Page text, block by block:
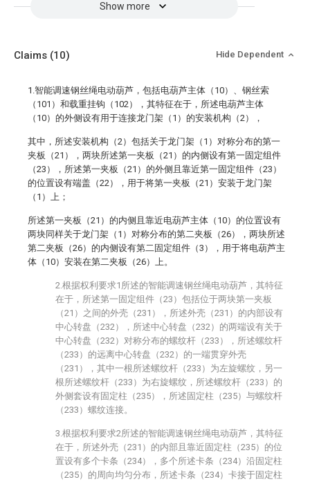
Show more
Claims (10) Hide Dependent
1.智能调速钢丝绳电动葫芦，包括电葫芦主体（10）、钢丝索
（101）和载重挂钩（102），其特征在于，所述电葫芦主体
（10）的外侧设有用于连接龙门架（1）的安装机构（2），
其中，所述安装机构（2）包括关于龙门架（1）对称分布的第一
夹板（21），两块所述第一夹板（21）的内侧设有第一固定组件
（23），所述第一夹板（21）的外侧且靠近第一固定组件（23）
的位置设有端盖（22），用于将第一夹板（21）安装于龙门架
（1）上；
所述第一夹板（21）的内侧且靠近电葫芦主体（10）的位置设有
两块同样关于龙门架（1）对称分布的第二夹板（26），两块所述
第二夹板（26）的内侧设有第二固定组件（3），用于将电葫芦主
体（10）安装在第二夹板（26）上。
2.根据权利要求1所述的智能调速钢丝绳电动葫芦，其特征
在于，所述第一固定组件（23）包括位于两块第一夹板
（21）之间的外壳（231），所述外壳（231）的内部设有
中心转盘（232），所述中心转盘（232）的两端设有关于
中心转盘（232）对称分布的螺纹杆（233），所述螺纹杆
（233）的远离中心转盘（232）的一端贯穿外壳
（231），其中一根所述螺纹杆（233）为左旋螺纹，另一
根所述螺纹杆（233）为右旋螺纹，所述螺纹杆（233）的
外侧套设有固定柱（235），所述固定柱（235）与螺纹杆
（233）螺纹连接。
3.根据权利要求2所述的智能调速钢丝绳电动葫芦，其特征
在于，所述外壳（231）的内部且靠近固定柱（235）的位
置设有多个卡条（234），多个所述卡条（234）沿固定柱
（235）的周向均匀分布，所述卡条（234）卡接于固定柱